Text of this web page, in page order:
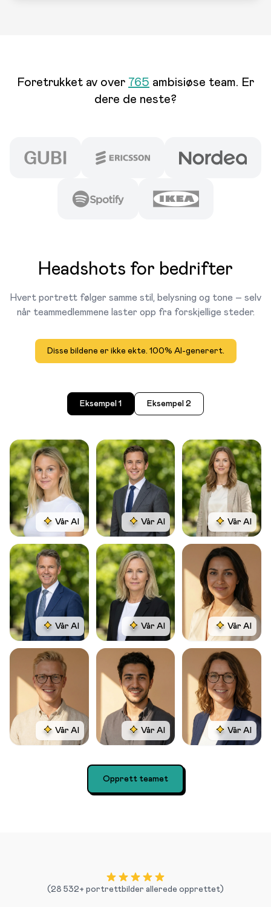
Foretrukket av over 765 ambisiøse team. Er
dere de neste?
Headshots for bedrifter
Hvert portrett følger samme stil, belysning og tone – selv
når teammedlemmene laster opp fra forskjellige steder.
Disse bildene er ikke ekte. 100% AI-generert.
Eksempel 1 Eksempel 2
Vår AI Vår AI Vår AI
Vår AI Vår AI Vår AI
Vår AI Vår AI Vår AI
Opprett teamet
(28 532+ portrettbilder allerede opprettet)